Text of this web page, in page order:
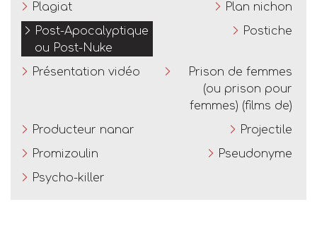
Plagiat
Plan nichon
Post-Apocalyptique
ou Post-Nuke
Postiche
Présentation vidéo
Prison de femmes
(ou prison pour
femmes) (films de)
Producteur nanar
Projectile
Promizoulin
Pseudonyme
Psycho-killer